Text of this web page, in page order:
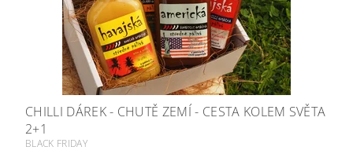
CHILLI DÁREK - CHUTĚ ZEMÍ - CESTA KOLEM SVĚTA
2+1
BLACK FRIDAY